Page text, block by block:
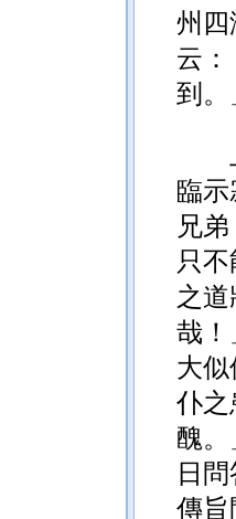
州四
云
到。
臨
兄
只
之
哉！
大
仆之
醜
日
傳旨